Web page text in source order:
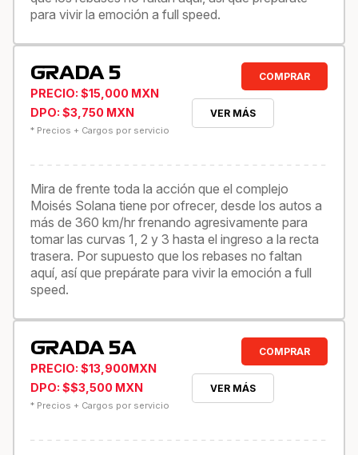
para vivir la emoción a full speed.
GRADA 5
PRECIO: $15,000 MXN
DPO: $3,750 MXN
* Precios + Cargos por servicio
COMPRAR
VER MÁS
Mira de frente toda la acción que el complejo
Moisés Solana tiene por ofrecer, desde los autos a
más de 360 km/hr frenando agresivamente para
tomar las curvas 1, 2 y 3 hasta el ingreso a la recta
trasera. Por supuesto que los rebases no faltan
aquí, así que prepárate para vivir la emoción a full
speed.
GRADA 5A
PRECIO: $13,900MXN
DPO: $$3,500 MXN
* Precios + Cargos por servicio
COMPRAR
VER MÁS